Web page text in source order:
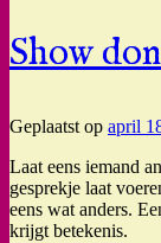
Show
Geplaatst op april
Laat eens iemand
gesprekje laat
eens wat anders.
krijgt betekenis.